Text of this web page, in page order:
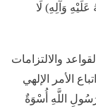
وَآلِهِ) لَا
والالتزامات
الأمر الإلهي
اللَّهِ أُسْوَةٌ